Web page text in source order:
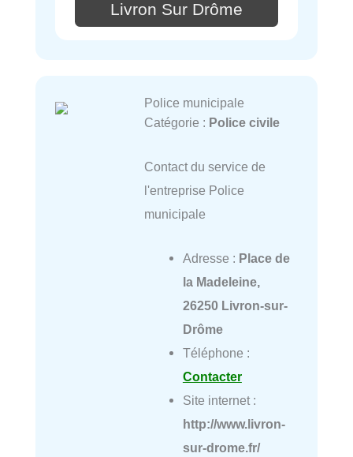
Livron Sur Drôme
Police municipale
Catégorie : Police civile
Contact du service de
l'entreprise Police
municipale
Adresse : Place de
la Madeleine,
26250 Livron-sur-
Drôme
Téléphone :
Contacter
Site internet :
http://www.livron-
sur-drome.fr/